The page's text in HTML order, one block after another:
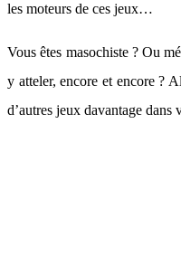
les moteurs de ces jeux…
Vous êtes masochiste ? Ou
y atteler, encore et encore ?
d’autres jeux davantage